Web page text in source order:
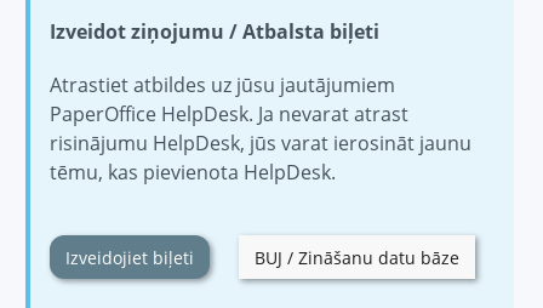
Izveidot ziņojumu / Atbalsta biļeti
Atrastiet atbildes uz jūsu jautājumiem
PaperOffice HelpDesk. Ja nevarat atrast
risinājumu HelpDesk, jūs varat ierosināt jaunu
tēmu, kas pievienota HelpDesk.
Izveidojiet biļeti BUJ / Zināšanu datu bāze